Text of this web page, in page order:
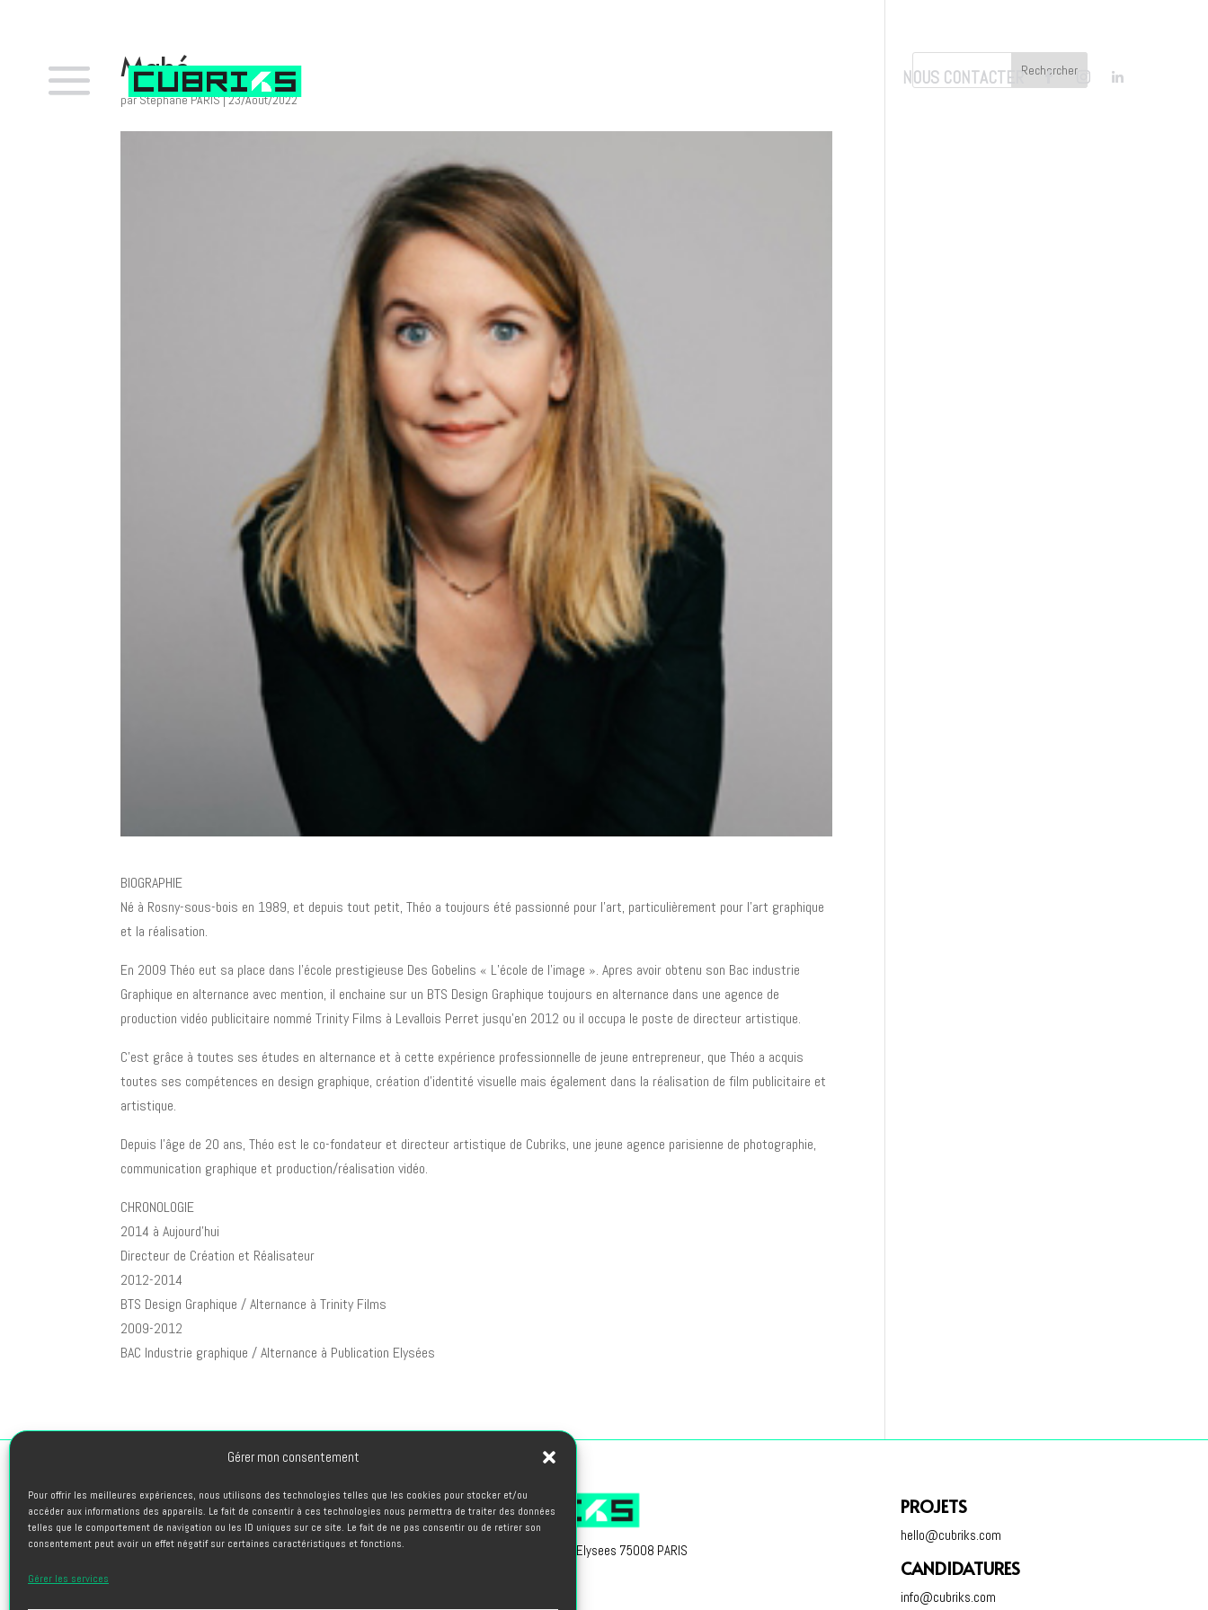
Gérer mon consentement
Pour offrir les meilleures expériences, nous utilisons des technologies telles que les cookies pour stocker et/ou
accéder aux informations des appareils. Le fait de consentir à ces technologies nous permettra de traiter des données
telles que le comportement de navigation ou les ID uniques sur ce site. Le fait de ne pas consentir ou de retirer son
consentement peut avoir un effet négatif sur certaines caractéristiques et fonctions.
Gérer les services
NOUS CONTACTER
Mahé
parStephane PARIS|23/Août/2022
BIOGRAPHIE
Né à Rosny-sous-bois en 1989, et depuis tout petit, Théo a toujours été passionné pour l’art, particulièrement pour l’art graphique
et la réalisation.
En 2009 Théo eut sa place dans l’école prestigieuse Des Gobelins « L’école de l’image ». Apres avoir obtenu son Bac industrie
Graphique en alternance avec mention, il enchaine sur un BTS Design Graphique toujours en alternance dans une agence de
production vidéo publicitaire nommé Trinity Films à Levallois Perret jusqu’en 2012 ou il occupa le poste de directeur artistique.
C’est grâce à toutes ses études en alternance et à cette expérience professionnelle de jeune entrepreneur, que Théo a acquis
toutes ses compétences en design graphique, création d’identité visuelle mais également dans la réalisation de film publicitaire et
artistique.
Depuis l’âge de 20 ans, Théo est le co-fondateur et directeur artistique de Cubriks, une jeune agence parisienne de photographie,
communication graphique et production/réalisation vidéo.
CHRONOLOGIE
2014 à Aujourd’hui
Directeur de Création et Réalisateur
2012-2014
BTS Design Graphique / Alternance à Trinity Films
2009-2012
BAC Industrie graphique / Alternance à Publication Elysées
PROJETS
L’AGENCE
66, avenue des Champs Elysees 75008 PARIS
PROJETS
hello@cubriks.com
CANDIDATURES
info@cubriks.com